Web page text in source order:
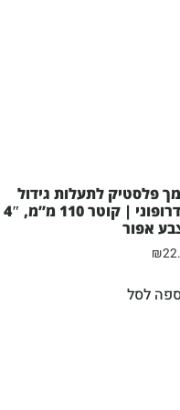
פלסטיק לתעלות גידול
הידרופוני | קוטר 110 מ”מ, 4″
אפור
₪
לסל